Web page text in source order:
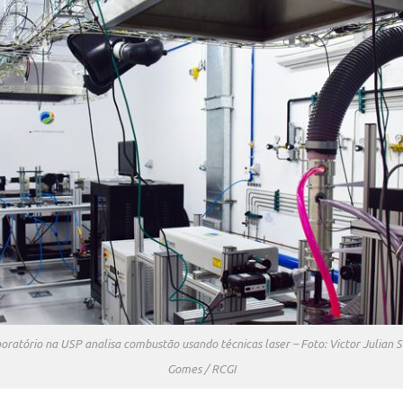
na USP analisa combustão usando técnicas laser – Foto: Victor Julian
Gomes / RCGI